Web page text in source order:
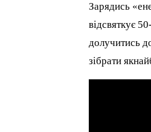
Зарядись
відсвяткує
долучитись
зібрати